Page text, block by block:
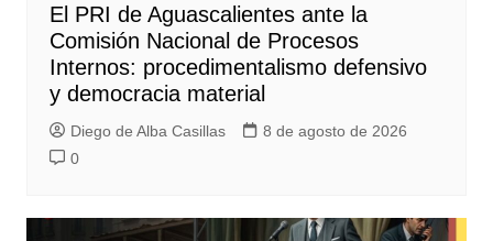
El PRI de Aguascalientes ante la
Comisión Nacional de Procesos
Internos: procedimentalismo defensivo
y democracia material
Diego de Alba Casillas
8 de agosto de 2026
0